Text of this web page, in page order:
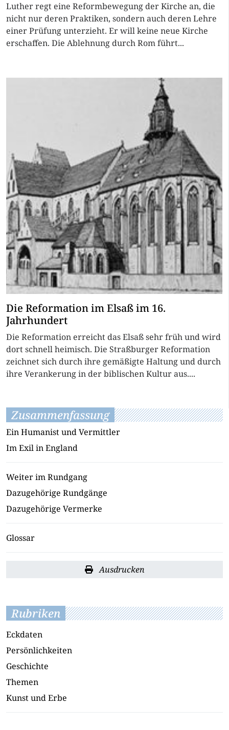
Luther regt eine Reformbewegung der Kirche an, die
nicht nur deren Praktiken, sondern auch deren Lehre
einer Prüfung unterzieht. Er will keine neue Kirche
erschaffen. Die Ablehnung durch Rom führt...
Die Reformation im Elsaß im 16.
Jahrhundert
Die Reformation erreicht das Elsaß sehr früh und wird
dort schnell heimisch. Die Straßburger Reformation
zeichnet sich durch ihre gemäßigte Haltung und durch
ihre Verankerung in der biblischen Kultur aus....
Zusammenfassung
Ein Humanist und Vermittler
Im Exil in England
Weiter im Rundgang
Dazugehörige Rundgänge
Dazugehörige Vermerke
Glossar
Ausdrucken
Rubriken
Eckdaten
Persönlichkeiten
Geschichte
Themen
Kunst und Erbe